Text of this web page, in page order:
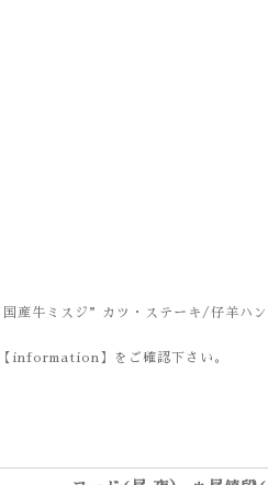
牛ミスジ”カツ・ステーキ/仔羊ハン
information】をご確認下さい。